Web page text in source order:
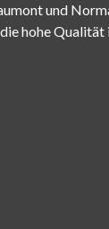
und
hohe Qualität